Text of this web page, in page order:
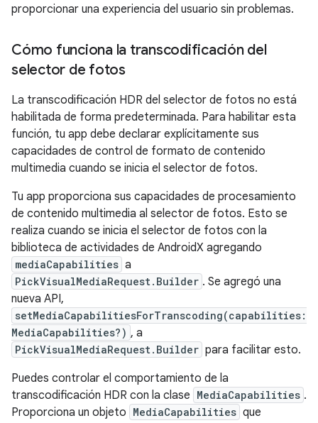
proporcionar una experiencia del usuario sin problemas.
Cómo funciona la transcodificación del
selector de fotos
La transcodificación HDR del selector de fotos no está
habilitada de forma predeterminada. Para habilitar esta
función, tu app debe declarar explícitamente sus
capacidades de control de formato de contenido
multimedia cuando se inicia el selector de fotos.
Tu app proporciona sus capacidades de procesamiento
de contenido multimedia al selector de fotos. Esto se
realiza cuando se inicia el selector de fotos con la
biblioteca de actividades de AndroidX agregando
mediaCapabilities a
PickVisualMediaRequest.Builder . Se agregó una
nueva API,
setMediaCapabilitiesForTranscoding(capabilities:
MediaCapabilities?) , a
PickVisualMediaRequest.Builder para facilitar esto.
Puedes controlar el comportamiento de la
transcodificación HDR con la clase MediaCapabilities .
Proporciona un objeto MediaCapabilities que